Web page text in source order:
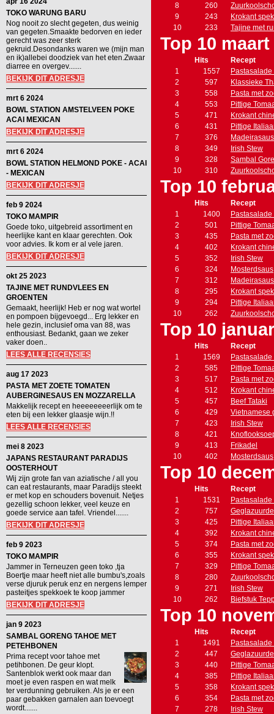
TOKO WARUNG BARU
Nog nooit zo slecht gegeten, dus weinig
van gegeten.Smaakte bedorven en ieder
gerecht was zeer sterk
gekruid.Desondanks waren we (mijn man
en ik)allebei doodziek van het eten.Zwaar
diarree en overgev.......
BEKIJK DIT ADRESJE
mrt 6 2024
BOWL STATION AMSTELVEEN POKE
ACAI MEXICAN
BEKIJK DIT ADRESJE
mrt 6 2024
BOWL STATION HELMOND POKE - ACAI
- MEXICAN
BEKIJK DIT ADRESJE
feb 9 2024
TOKO MAMPIR
Goede toko, uitgebreid assortiment en
heerlijke kant en klaar gerechten. Ook
voor advies. Ik kom er al vele jaren.
BEKIJK DIT ADRESJE
okt 25 2023
TAJINE MET RUNDVLEES EN
GROENTEN
Gemaakt, heerlijk! Heb er nog wat wortel
en pompoen bijgevoegd... Erg lekker en
hele gezin, inclusief oma van 88, was
enthousiast. Bedankt, gaan we zeker
vaker doen..
LEES ALLE RECENSIES
aug 17 2023
PASTA MET ZOETE TOMATEN
AUBERGINESAUS EN MOZZARELLA
Makkelijk recept en heeeeeeeerlijk om te
eten bij een lekker glaasje wijn.!!
LEES ALLE RECENSIES
mei 8 2023
JAPANS RESTAURANT PARADIJS
OOSTERHOUT
Wij zijn grote fan van aziatische / all you
can eat restaurants, maar Paradijs steekt
er met kop en schouders bovenuit. Netjes
gezellig schoon lekker, veel keuze en
goede service aan tafel. Vriendel.......
BEKIJK DIT ADRESJE
feb 9 2023
TOKO MAMPIR
Jammer in Terneuzen geen toko ,tja
Boertje maar heeft niet alle bumbu's,zoals
verse djuruk peruk enz en nergens lemper
pasteitjes spekkoek te koop jammer
BEKIJK DIT ADRESJE
jan 9 2023
SAMBAL GORENG TAHOE MET
PETEHBONEN
Prima recept voor tahoe met
petihbonen. De geur klopt.
Santenblok werkt ook maar dan
moet je even raspen en wat melk
ter verdunning gebruiken. Als je er een
paar gebakken garnalen aan toevoegt
wordt.......
8
260
9
243
Krokant
10
233 Tajine met
Top 10 maart
Hits
Recept
1
1557
2
597
Klassieke
3
558
Pasta met
4
553
Pittige
5
471
Krokant
6
431
Pittige
7
376
Madeirasaus
8
349
Irish Stew
9
328
Sambal
10
310
Top 10
Hits
Recept
1
1400
2
501
Pittige
3
435
Pasta met
4
402
Krokant
5
352
Irish Stew
6
324
Mosterdsaus
7
312
Madeirasaus
8
295
Krokant
9
294
Pittige
10
262
Top 10
Hits
Recept
1
1569
2
585
Pittige
3
517
Pasta met
4
512
Krokant
5
457
Beef Tataki
6
429
Vietnamese
7
423
Irish Stew
8
421
9
413
Frikadel
10
402 Mosterdsaus
Top 10
Hits
Recept
1
1531
2
757
3
425
Pittige
4
392
Krokant
5
374
Pasta met
6
355
Krokant
7
329
Pittige
8
280
9
271
Irish Stew
10
262 Biefstuk
Top 10
Hits
Recept
1
1491
2
447
3
440
Pittige
4
385
Pittige
5
358
Krokant
6
354
Pasta met
7
278
Irish Stew